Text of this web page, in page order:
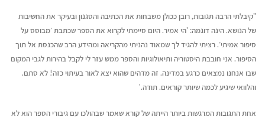
"קיבלתי הרבה תגובות, רובן ככולן משבחות את הכתיבה והסגנון ובעיקר את החשיבות
של הנושא. הינה דוגמה: 'הי אמיר. היום סיימתי לקרוא את הספר שכתבת ׳מבוסס על
סיפור אמיתי׳. רציתי להגיד לך שמאוד נהניתי מהקריאה ומהידע הרב שהכנסת אל תוך
הסיפור. אני חובבת היסטוריה ותיאולוגיות והספר ממש עזר לי לקבל בהירות לגבי המקום
שבו אנחנו נמצאים כרגע במדינה. זה מדהים שהוא יצא לאור בעיתוי כזה! לא סתם.
והלוואי שיגיע לכמה שיותר קוראים.תודה.'
אחת התגובות המרגשות ביותר הייתה של קורא שאמר שבהולכו עם גיבורי הספר הוא לא